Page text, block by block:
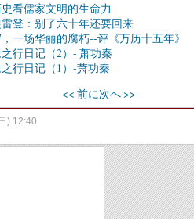
看儒家文明的生命力
登：别了六十年还要回来
，一场华丽的腐朽--评《万历十五年》
行日记（2）- 萧功秦
行日记（1）-萧功秦
<< 前に次へ >>
) 12:40